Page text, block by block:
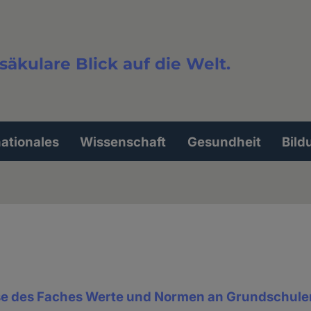
Blick auf die Welt.
Wissenschaft Gesundheit
des Faches Werte und Normen an